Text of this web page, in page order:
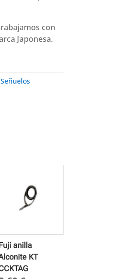
con
Japonesa.
Señuelos
anilla
KT